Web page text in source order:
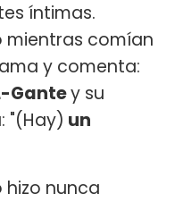
íntimas.
mientras comían
y comenta:
Gantey su
"(Hay) un
hizo nunca